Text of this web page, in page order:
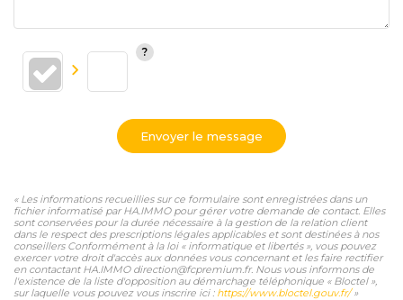
Envoyer le message
« Les informations recueillies sur ce formulaire sont enregistrées dans un
fichier informatisé par HA.IMMO pour gérer votre demande de contact. Elles
sont conservées pour la durée nécessaire à la gestion de la relation client
dans le respect des prescriptions légales applicables et sont destinées à nos
conseillers Conformément à la loi « informatique et libertés », vous pouvez
exercer votre droit d'accès aux données vous concernant et les faire rectifier
en contactant HA.IMMO direction@fcpremium.fr. Nous vous informons de
l'existence de la liste d'opposition au démarchage téléphonique « Bloctel »,
sur laquelle vous pouvez vous inscrire ici : https://www.bloctel.gouv.fr/»